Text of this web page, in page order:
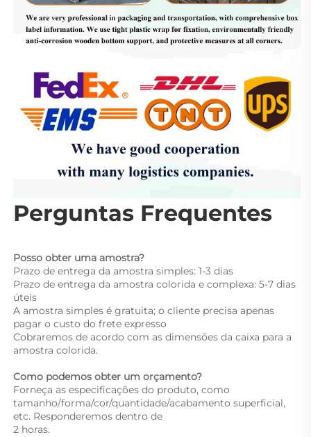
Perguntas Frequentes
Posso obter uma amostra?
Prazo de entrega da amostra simples: 1-3 dias
Prazo de entrega da amostra colorida e complexa: 5-7 dias
úteis
A amostra simples é gratuita; o cliente precisa apenas
pagar o custo do frete expresso
Cobraremos de acordo com as dimensões da caixa para a
amostra colorida.
Como podemos obter um orçamento?
Forneça as especificações do produto, como
tamanho/forma/cor/quantidade/acabamento superficial,
etc. Responderemos dentro de
2 horas.